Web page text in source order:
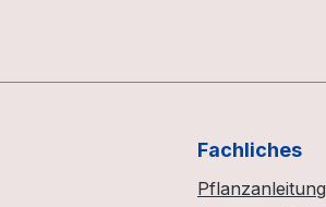
Fachliches
Pflanzanleitung